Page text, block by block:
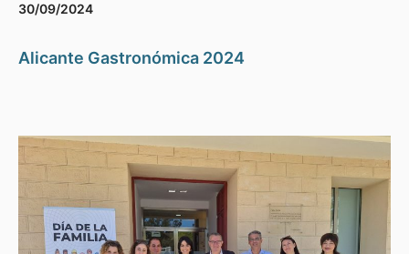
30/09/2024
Alicante Gastronómica 2024